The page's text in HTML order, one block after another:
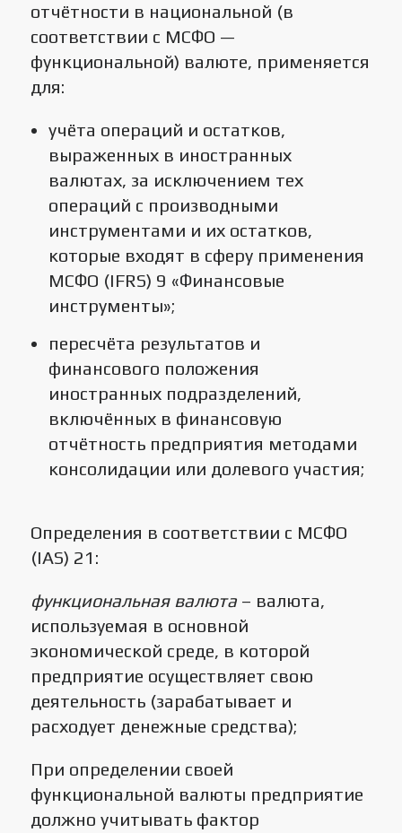
отчётности в национальной (в
соответствии с МСФО —
функциональной) валюте, применяется
для:
учёта операций и остатков,
выраженных в иностранных
валютах, за исключением тех
операций с производными
инструментами и их остатков,
которые входят в сферу применения
МСФО (IFRS) 9 «Финансовые
инструменты»;
пересчёта результатов и
финансового положения
иностранных подразделений,
включённых в финансовую
отчётность предприятия методами
консолидации или долевого участия;
Определения в соответствии с МСФО
(IAS) 21:
функциональная валюта– валюта,
используемая в основной
экономической среде, в которой
предприятие осуществляет свою
деятельность (зарабатывает и
расходует денежные средства);
При определении своей
функциональной валюты предприятие
должно учитывать фактор